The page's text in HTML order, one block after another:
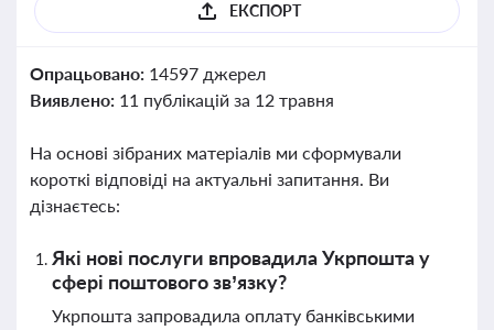
ЕКСПОРТ
Опрацьовано: 14597 джерел
Виявлено: 11 публікацій за 12 травня
На основі зібраних матеріалів ми сформували
короткі відповіді на актуальні запитання. Ви
дізнаєтесь:
Які нові послуги впровадила Укрпошта у
сфері поштового зв’язку?
Укрпошта запровадила оплату банківськими